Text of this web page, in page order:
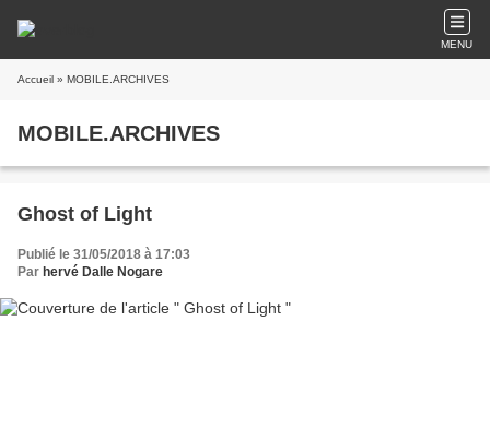
MENU
Accueil » MOBILE.ARCHIVES
MOBILE.ARCHIVES
Ghost of Light
Publié le 31/05/2018 à 17:03
Par hervé Dalle Nogare